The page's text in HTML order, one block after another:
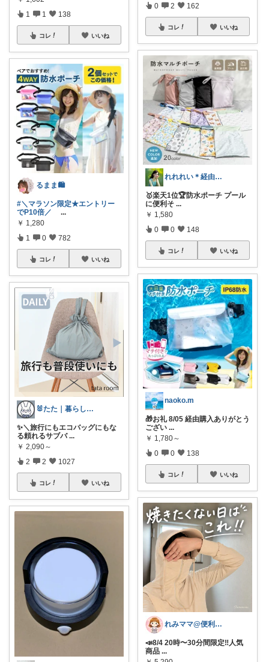
1 1 138
コレ いいね
るまま🛍️
#＼マラソン限定★エントリー
でP10倍／
...
￥ 1,280
1 0 782
コレ いいね
🐰たた｜暮らしと子育て
✨＼旅行にもエコバッグにもな
る頼れるサブバ ...
￥ 2,090～
2 2 1027
コレ いいね
0 2 162
コレ いいね
れれれい＊経由購入ありがとうございます
🥇楽天1位🏆防水ポーチ プール
に便利そ ...
￥ 1,580
0 0 148
コレ いいね
naoko.m
🎁お礼 8/05 経由購入ありがとう
ござい ...
￥ 1,780～
0 0 138
コレ いいね
れみママ@便利雑貨¸¸kids
📣8/4 20時〜30分間限定‼️人気
商品 ...